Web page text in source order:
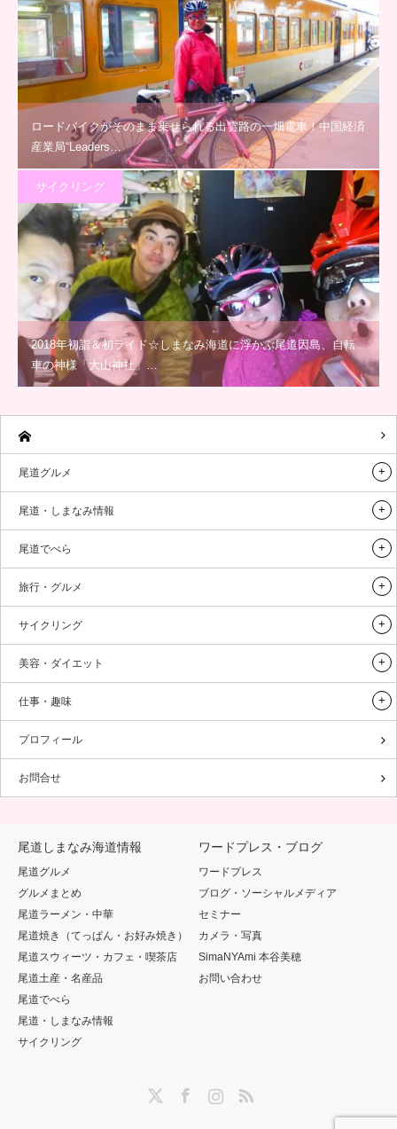
ロードバイクがそのまま乗せられる出雲路の一畑電車！中国経済
産業局“Leaders…
サイクリング
2018年初詣＆初ライド☆しまなみ海道に浮かぶ尾道因島、自転
車の神様「大山神社」…
尾道グルメ
尾道・しまなみ情報
尾道でべら
旅行・グルメ
サイクリング
美容・ダイエット
仕事・趣味
プロフィール
お問合せ
尾道しまなみ海道情報
尾道グルメ
グルメまとめ
尾道ラーメン・中華
尾道焼き（てっぱん・お好み焼き）
尾道スウィーツ・カフェ・喫茶店
尾道土産・名産品
尾道でべら
尾道・しまなみ情報
サイクリング
ワードプレス・ブログ
ワードプレス
ブログ・ソーシャルメディア
セミナー
カメラ・写真
SimaNYAmi 本谷美穂
お問い合わせ
InstagramRSS